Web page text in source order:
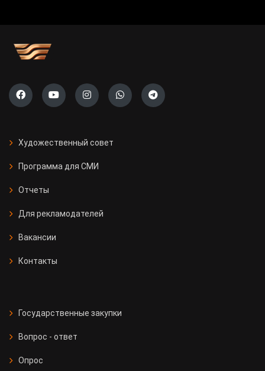
Художественный совет
Программа для СМИ
Отчеты
Для рекламодателей
Вакансии
Контакты
Государственные закупки
Вопрос - ответ
Опрос